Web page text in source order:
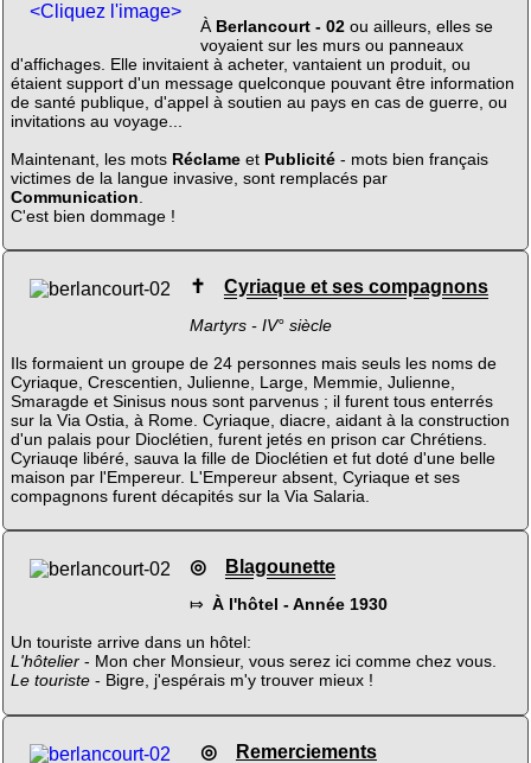
<Cliquez l'image>
À Berlancourt - 02ou ailleurs, elles se
voyaient sur les murs ou panneaux
d'affichages. Elle invitaient à acheter, vantaient un produit, ou
étaient support d'un message quelconque pouvant être information
de santé publique, d'appel à soutien au pays en cas de guerre, ou
invitations au voyage...
Maintenant, les mots Réclameet Publicité- mots bien français
victimes de la langue invasive, sont remplacés par
Communication
C'est bien dommage !
✝ Cyriaque et ses compagnons
Martyrs - IV° siècle
Ils formaient un groupe de 24 personnes mais seuls les noms de
Cyriaque, Crescentien, Julienne, Large, Memmie, Julienne,
Smaragde et Sinisus nous sont parvenus ; il furent tous enterrés
sur la Via Ostia, à Rome. Cyriaque, diacre, aidant à la construction
d'un palais pour Dioclétien, furent jetés en prison car Chrétiens.
Cyriauqe libéré, sauva la fille de Dioclétien et fut doté d'une belle
maison par l'Empereur. L'Empereur absent, Cyriaque et ses
compagnons furent décapités sur la Via Salaria.
◎ Blagounette
⤇ À l'hôtel - Année 1930
Un touriste arrive dans un hôtel:
L'hôtelier- Mon cher Monsieur, vous serez ici comme chez vous.
Le touriste- Bigre, j'espérais m'y trouver mieux !
◎ Remerciements